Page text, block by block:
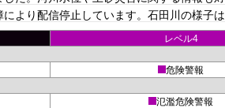
より配信停止しています。石田川の様子
レベル4
危険警報
氾濫危険警報